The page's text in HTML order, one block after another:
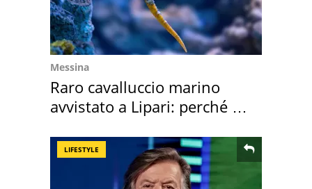
Messina
Raro cavalluccio marino
avvistato a Lipari: perché è
LIFESTYLE